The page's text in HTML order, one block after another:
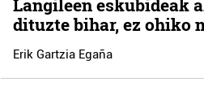
dituzte bihar, ez ohiko
Erik Gartzia Egaña